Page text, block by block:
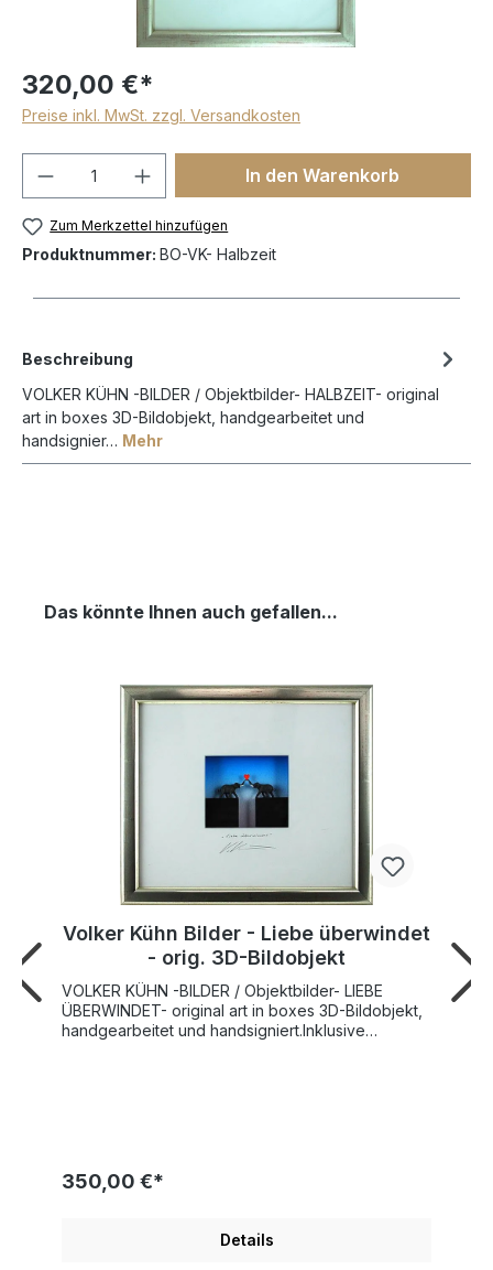
320,00 €*
Preise inkl. MwSt. zzgl. Versandkosten
In den Warenkorb
Zum Merkzettel hinzufügen
Produktnummer: BO-VK- Halbzeit
Beschreibung
VOLKER KÜHN -BILDER / Objektbilder- HALBZEIT- original
art in boxes 3D-Bildobjekt, handgearbeitet und
handsignier… Mehr
Das könnte Ihnen auch gefallen...
Volker Kühn Bilder - Liebe überwindet
- orig. 3D-Bildobjekt
VOLKER KÜHN -BILDER / Objektbilder- LIEBE
ÜBERWINDET- original art in boxes 3D-Bildobjekt,
handgearbeitet und handsigniert.Inklusive
humorvolle Zitate und Lebensweisheiten in heiter-
350,00 €*
Details